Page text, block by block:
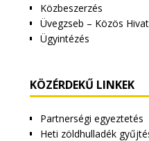
Közbeszerzés
Üvegzseb – Közös
Ügyintézés
KÖZÉRDEKŰ LINKEK
Partnerségi egyeztetés
Heti zöldhulladék